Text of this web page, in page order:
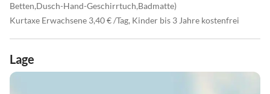
Betten,Dusch-Hand-Geschirrtuch,Badmatte)
Kurtaxe Erwachsene 3,40 € /Tag, Kinder bis 3 Jahre kostenfrei
Lage